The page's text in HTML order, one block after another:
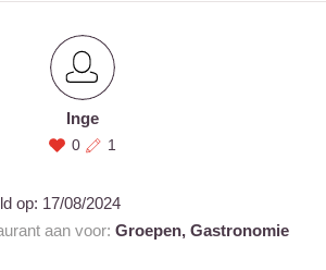
Inge
0 1
op: 17/08/2024
aan voor: Groepen, Gastronomie